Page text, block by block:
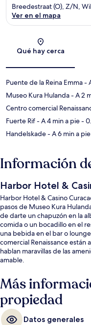
Breedestraat (O), Z/N,
Ver en el mapa
Qué hay cerca
Puente de la Reina Emma-
Museo Kura Hulanda- A 2
Centro comercial
Fuerte Rif- A 4 min a pie-
Handelskade- A 6 min a pie
Información
Harbor Hotel &
Harbor Hotel & Casino
pasos de Museo Kura
de darte un chapuzón en la
comida o un bocadillo en el
una bebida en el bar o
comercial Renaissance están
hablan maravillas de las
amable.
Más
propiedad
Datos generales